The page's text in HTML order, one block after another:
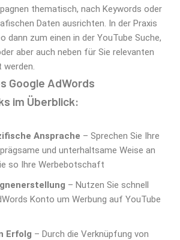
thematisch, nach Keywords oder
Daten ausrichten. In der Praxis
dann zum einen in der YouTube Suche,
aber auch neben für Sie relevanten
Google AdWords
im Überblick:
Ansprache – Sprechen Sie Ihre
und unterhaltsame Weise an
so Ihre Werbebotschaft
– Nutzen Sie schnell
Konto um Werbung auf YouTube
Erfolg – Durch die Verknüpfung von